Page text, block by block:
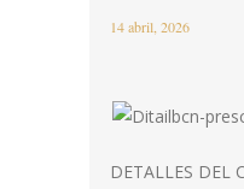
14 abril, 2026
DETALLES DEL